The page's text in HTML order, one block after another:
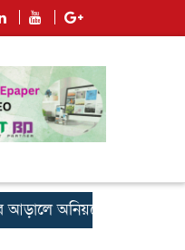
অনিয়মের অভিযোগ: